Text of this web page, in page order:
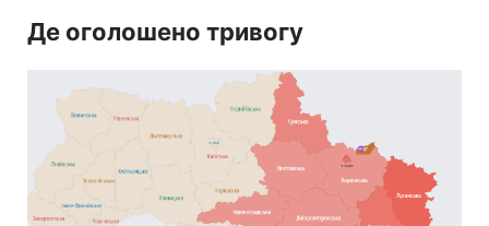
Де оголошено тривогу